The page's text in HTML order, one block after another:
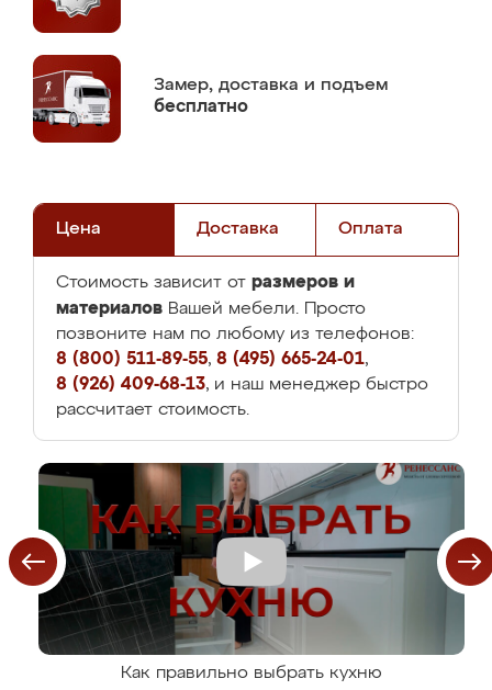
Замер, доставка и подъем
бесплатно
Цена Доставка Оплата
Стоимость зависит от размеров и
материалов Вашей мебели. Просто
позвоните нам по любому из телефонов:
8 (800) 511-89-55, 8 (495) 665-24-01,
8 (926) 409-68-13, и наш менеджер быстро
рассчитает стоимость.
Как правильно выбрать кухню